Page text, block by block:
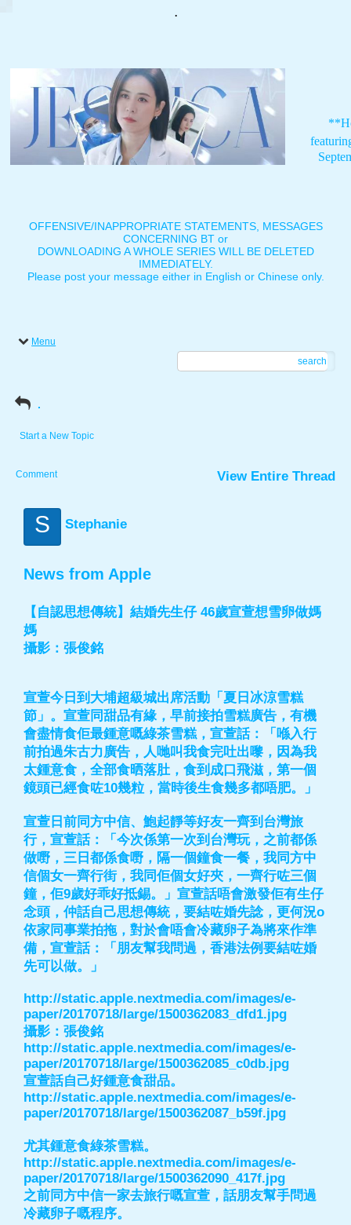
.
OFFENSIVE/INAPPROPRIATE STATEMENTS, MESSAGES
CONCERNING BT or
DOWNLOADING A WHOLE SERIES WILL BE DELETED
IMMEDIATELY.
Please post your message either in English or Chinese only.
Menu
search
.
Start a New Topic
Comment View Entire Thread
S Stephanie
News from Apple
【自認思想傳統】結婚先生仔 46歲宣萱想雪卵做媽
媽
攝影：張俊銘
宣萱今日到大埔超級城出席活動「夏日冰涼雪糕
節」。宣萱同甜品有緣，早前接拍雪糕廣告，有機
會盡情食佢最鍾意嘅綠茶雪糕，宣萱話：「喺入行
前拍過朱古力廣告，人哋叫我食完吐出嚟，因為我
太鍾意食，全部食晒落肚，食到成口飛滋，第一個
鏡頭已經食咗10幾粒，當時後生食幾多都唔肥。」
宣萱日前同方中信、鮑起靜等好友一齊到台灣旅
行，宣萱話：「今次係第一次到台灣玩，之前都係
做嘢，三日都係食嘢，隔一個鐘食一餐，我同方中
信個女一齊行街，我同佢個女好夾，一齊行咗三個
鐘，佢9歲好乖好抵錫。」宣萱話唔會激發佢有生仔
念頭，仲話自己思想傳統，要結咗婚先諗，更何況o
依家同事業拍拖，對於會唔會冷藏卵子為將來作準
備，宣萱話：「朋友幫我問過，香港法例要結咗婚
先可以做。」
http://static.apple.nextmedia.com/images/e-
paper/20170718/large/1500362083_dfd1.jpg
攝影：張俊銘
http://static.apple.nextmedia.com/images/e-
paper/20170718/large/1500362085_c0db.jpg
宣萱話自己好鍾意食甜品。
http://static.apple.nextmedia.com/images/e-
paper/20170718/large/1500362087_b59f.jpg
尤其鍾意食綠茶雪糕。
http://static.apple.nextmedia.com/images/e-
paper/20170718/large/1500362090_417f.jpg
之前同方中信一家去旅行嘅宣萱，話朋友幫手問過
冷藏卵子嘅程序。